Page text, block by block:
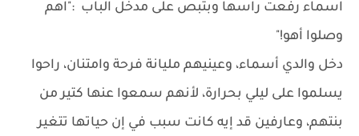
اسماء رفعت راسها وبتبص على مدخل الباب :"اهم
وصلوا أهو!"
دخل والدي أسماء، وعينيهم مليانة فرحة وامتنان، راحوا
يسلموا على ليلي بحرارة، لأنهم سمعوا عنها كتير من
بنتهم، وعارفين قد إيه كانت سبب في إن حياتها تتغير